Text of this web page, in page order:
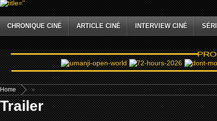
CHRONIQUE CINÉ ARTICLE CINÉ INTERVIEW CINÉ
Home »
Trailer